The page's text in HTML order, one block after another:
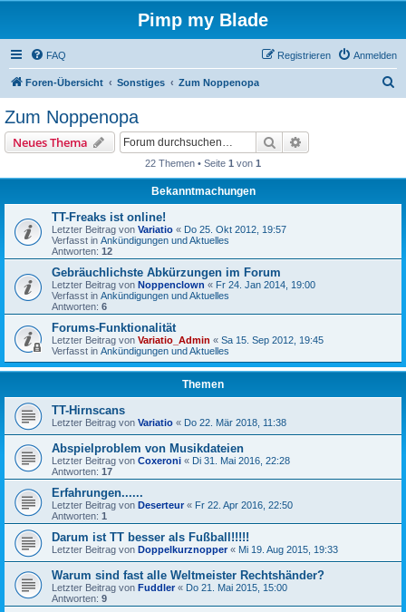
Pimp my Blade
FAQ Anmelden
Registrieren
Foren-Übersicht Sonstiges Zum Noppenopa
Zum Noppenopa
Neues Thema Suche
22 Themen • Seite 1 von 1
Bekanntmachungen
TT-Freaks ist online!
Letzter Beitrag von Variatio « Do 25. Okt 2012, 19:57
Verfasst in Ankündigungen und Aktuelles
Antworten: 12
Gebräuchlichste Abkürzungen im Forum
Letzter Beitrag von Noppenclown « Fr 24. Jan 2014, 19:00
Verfasst in Ankündigungen und Aktuelles
Antworten: 6
Forums-Funktionalität
Letzter Beitrag von Variatio_Admin « Sa 15. Sep 2012, 19:45
Verfasst in Ankündigungen und Aktuelles
Themen
TT-Hirnscans
Letzter Beitrag von Variatio « Do 22. Mär 2018, 11:38
Abspielproblem von Musikdateien
Letzter Beitrag von Coxeroni « Di 31. Mai 2016, 22:28
Antworten: 17
Erfahrungen......
Letzter Beitrag von Deserteur « Fr 22. Apr 2016, 22:50
Antworten: 1
Darum ist TT besser als Fußball!!!!!
Letzter Beitrag von Doppelkurznopper« Mi 19. Aug 2015, 19:33
Warum sind fast alle Weltmeister Rechtshänder?
Letzter Beitrag von Fuddler « Do 21. Mai 2015, 15:00
Antworten: 9